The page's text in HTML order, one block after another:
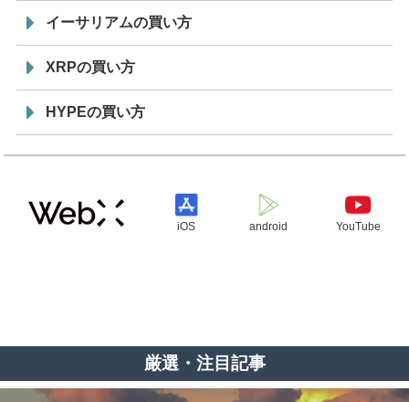
イーサリアムの買い方
XRPの買い方
HYPEの買い方
iOS android YouTube
厳選・注目記事